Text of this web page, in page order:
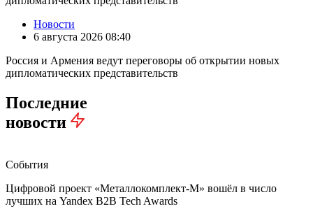
Новости
6 августа 2026 08:40
Россия и Армения ведут переговоры об открытии новых
дипломатических представительств
Последние
новости
События
Цифровой проект «Металлокомплект-М» вошёл в число
лучших на Yandex B2B Tech Awards